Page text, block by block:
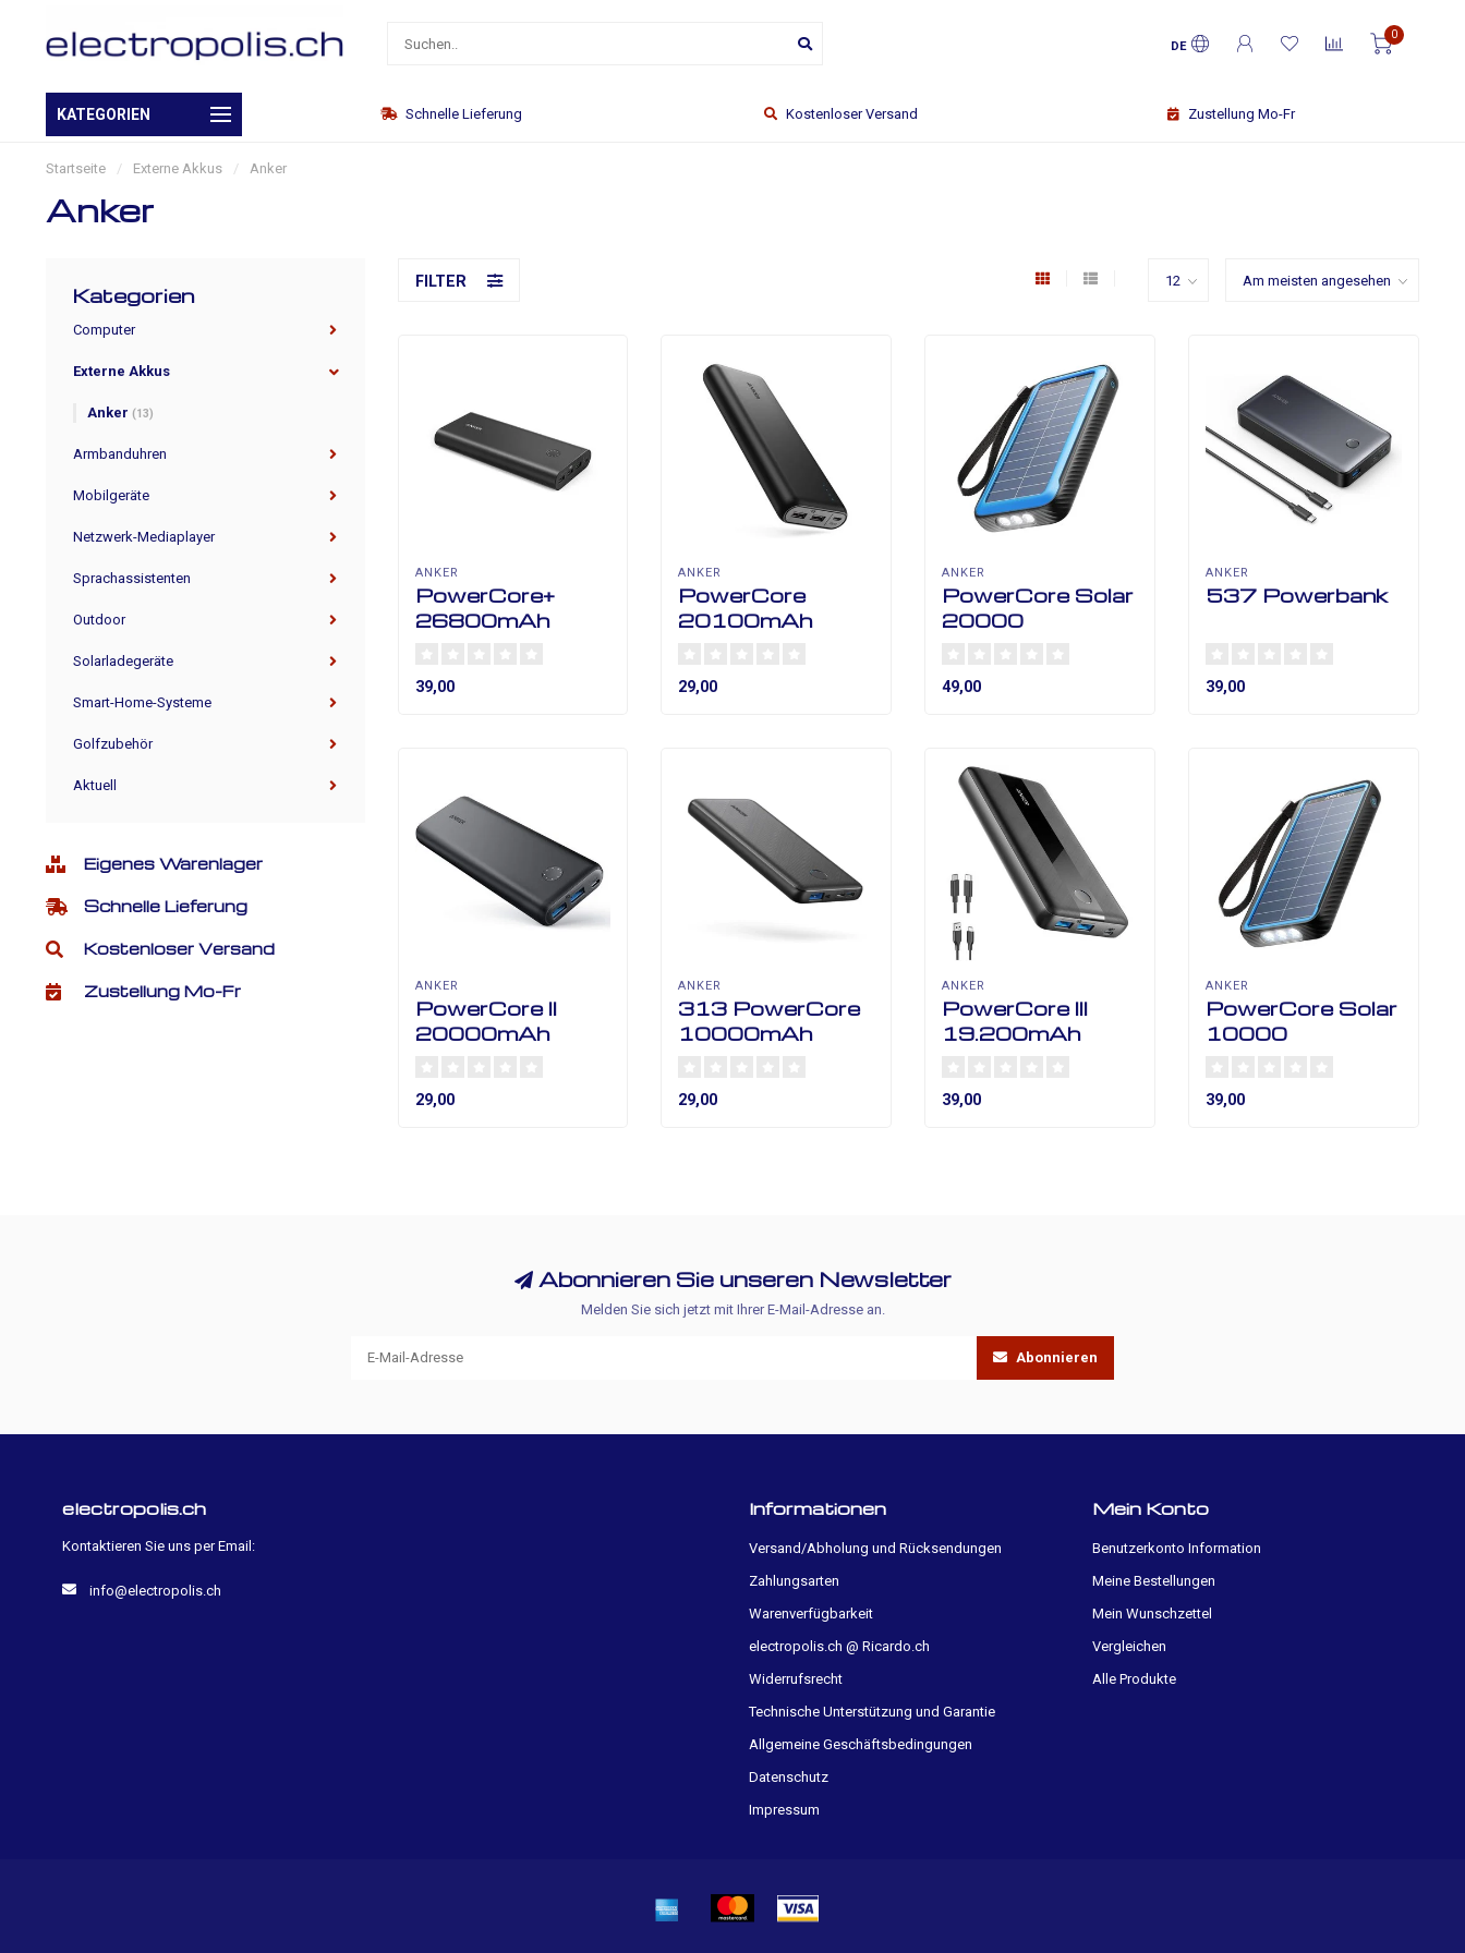
DE
0
KATEGORIEN
Eigenes Warenlager Schnelle Lieferung Kostenloser Versand Zustellung Mo-Fr
Startseite / Externe Akkus / Anker
Anker
Kategorien
Computer
Externe Akkus
Anker (13)
Armbanduhren
Mobilgeräte
Netzwerk-Mediaplayer
Sprachassistenten
Outdoor
Solarladegeräte
Smart-Home-Systeme
Golfzubehör
Aktuell
Eigenes Warenlager
Schnelle Lieferung
Kostenloser Versand
Zustellung Mo-Fr
FILTER
ANKER
PowerCore+
26800mAh
39,00
ANKER
PowerCore
20100mAh
29,00
ANKER
PowerCore Solar
20000
49,00
ANKER
537 Powerbank
39,00
ANKER
PowerCore II
20000mAh
29,00
ANKER
313 PowerCore
10000mAh
29,00
ANKER
PowerCore III
19.200mAh
39,00
ANKER
PowerCore Solar
10000
39,00
Abonnieren Sie unseren Newsletter
Melden Sie sich jetzt mit Ihrer E-Mail-Adresse an.
Abonnieren
electropolis.ch
Kontaktieren Sie uns per Email:
info@electropolis.ch
Informationen
Versand/Abholung und Rücksendungen
Zahlungsarten
Warenverfügbarkeit
electropolis.ch @ Ricardo.ch
Widerrufsrecht
Technische Unterstützung und Garantie
Allgemeine Geschäftsbedingungen
Datenschutz
Impressum
Mein Konto
Benutzerkonto Information
Meine Bestellungen
Mein Wunschzettel
Vergleichen
Alle Produkte